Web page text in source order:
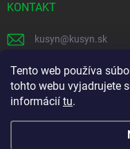
Tento web používa
tohto webu vyjadrujete
informácií tu.
KONTAKT
kusyn@kusyn.sk
+421 903 445 999
labtech_svk